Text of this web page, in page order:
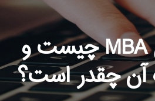
دوره مجازی MBA چیست و
آن چقدر است؟